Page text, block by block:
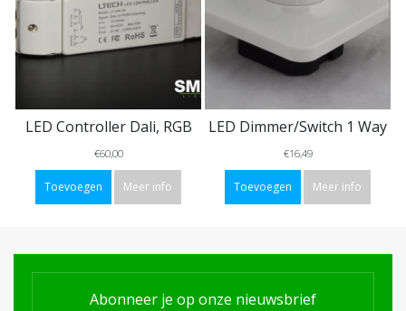
LED Controller Dali, RGB
€60,00
Toevoegen Meer info
LED Dimmer/Switch 1 Way
€16,49
Toevoegen Meer info
Abonneer je op onze nieuwsbrief